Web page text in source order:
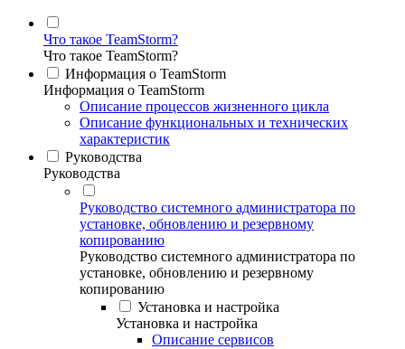
Что такое TeamStorm?
Что такое TeamStorm?
Информация о TeamStorm
Информация о TeamStorm
Описание процессов жизненного цикла
Описание функциональных и технических
характеристик
Руководства
Руководства
Руководство системного администратора по
установке, обновлению и резервному
копированию
Руководство системного администратора по
установке, обновлению и резервному
копированию
Установка и настройка
Установка и настройка
Описание сервисов